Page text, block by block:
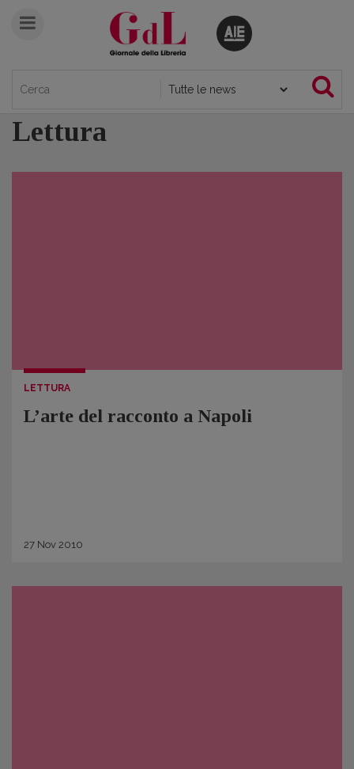
Lettura
LETTURA
L’arte del racconto a Napoli
27 Nov 2010